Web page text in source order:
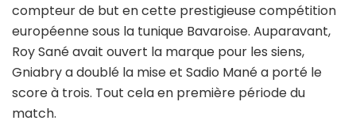
compteur de but en cette prestigieuse compétition
européenne sous la tunique Bavaroise. Auparavant,
Roy Sané avait ouvert la marque pour les siens,
Gniabry a doublé la mise et Sadio Mané a porté le
score à trois. Tout cela en première période du
match.